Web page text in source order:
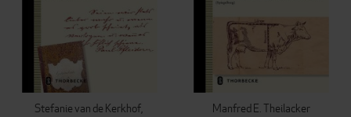
Stefanie van de Kerkhof
Manfred E. Theilacker